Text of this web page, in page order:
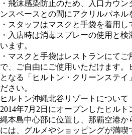
・飛沫感染防止のため、入口カウ
ンスペースとの間にアクリルパネル
・スタッフはマスクと手袋を着用し
・入店時は消毒スプレーの使用と
います。
・マスクと手袋はレストランにて
で、ご自由にご使用いただけます
となる「ヒルトン・クリーンステイ
ださい。
ヒルトン沖縄北谷リゾートについて
2014年7月2日にオープンしたヒル
縄本島中心部に位置し、那覇空港か
には、グルメやショッピングが満喫